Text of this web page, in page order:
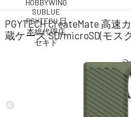
カメラドローン・生活家電
業務
水中ドローン(ROV)・水中スクーター
PGYTECH CreateMate 高速
蔵ケース SD/microSD(モス